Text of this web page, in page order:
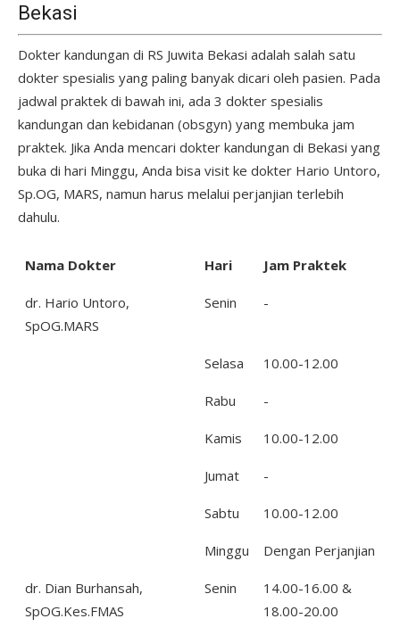
Bekasi
Dokter kandungan di RS Juwita Bekasi adalah salah satu
dokter spesialis yang paling banyak dicari oleh pasien. Pada
jadwal praktek di bawah ini, ada 3 dokter spesialis
kandungan dan kebidanan (obsgyn) yang membuka jam
praktek. Jika Anda mencari dokter kandungan di Bekasi yang
buka di hari Minggu, Anda bisa visit ke dokter Hario Untoro,
Sp.OG, MARS, namun harus melalui perjanjian terlebih
dahulu.
Nama Dokter Hari Jam Praktek
dr. Hario Untoro,
SpOG.MARS
Senin -
Selasa 10.00-12.00
Rabu -
Kamis 10.00-12.00
Jumat -
Sabtu 10.00-12.00
Minggu Dengan Perjanjian
dr. Dian Burhansah,
SpOG.Kes.FMAS
Senin
14.00-16.00 &
18.00-20.00